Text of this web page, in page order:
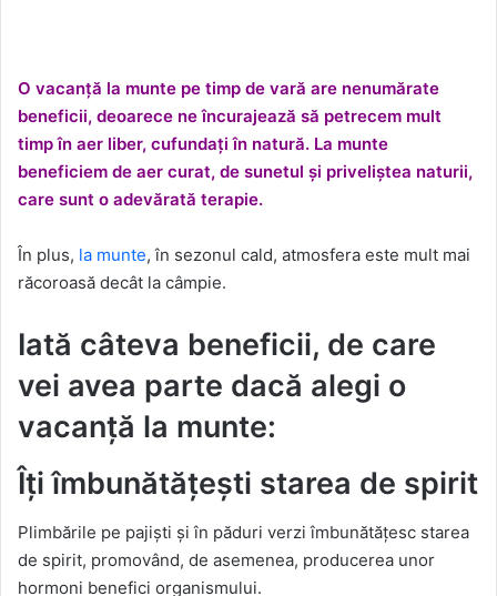
O vacanță la munte pe timp de vară are nenumărate
beneficii, deoarece ne încurajează să petrecem mult
timp în aer liber, cufundați în natură. La munte
beneficiem de aer curat, de sunetul și priveliștea naturii,
care sunt o adevărată terapie.
În plus, la munte, în sezonul cald, atmosfera este mult mai
răcoroasă decât la ​​câmpie.
Iată câteva beneficii, de care
vei avea parte dacă alegi o
vacanță la munte:
Îți îmbunătățești starea de spirit
Plimbările pe pajiști și în păduri verzi îmbunătățesc starea
de spirit, promovând, de asemenea, producerea unor
hormoni benefici organismului.